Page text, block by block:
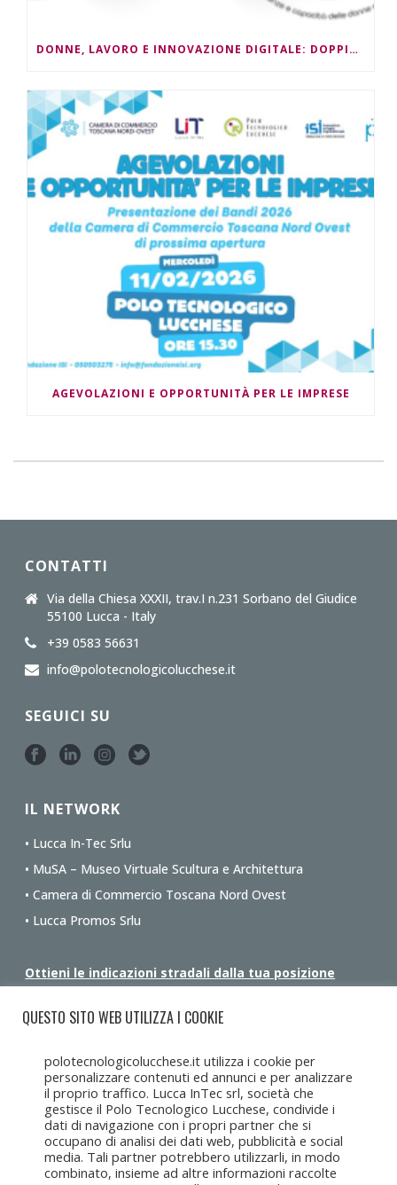
DONNE, LAVORO E INNOVAZIONE DIGITALE: DOPPIO APPUNTAMENTO
AGEVOLAZIONI E OPPORTUNITÀ PER LE IMPRESE
CONTATTI
Via della Chiesa XXXII, trav.I n.231 Sorbano del Giudice
55100 Lucca - Italy
+39 0583 56631
info@polotecnologicolucchese.it
SEGUICI SU
IL NETWORK
• Lucca In-Tec Srlu
• MuSA – Museo Virtuale Scultura e Architettura
• Camera di Commercio Toscana Nord Ovest
• Lucca Promos Srlu
Ottieni le indicazioni stradali dalla tua posizione
QUESTO SITO WEB UTILIZZA I COOKIE
polotecnologicolucchese.it utilizza i cookie per
personalizzare contenuti ed annunci e per analizzare
il proprio traffico. Lucca InTec srl, società che
gestisce il Polo Tecnologico Lucchese, condivide i
dati di navigazione con i propri partner che si
occupano di analisi dei dati web, pubblicità e social
media. Tali partner potrebbero utilizzarli, in modo
combinato, insieme ad altre informazioni raccolte